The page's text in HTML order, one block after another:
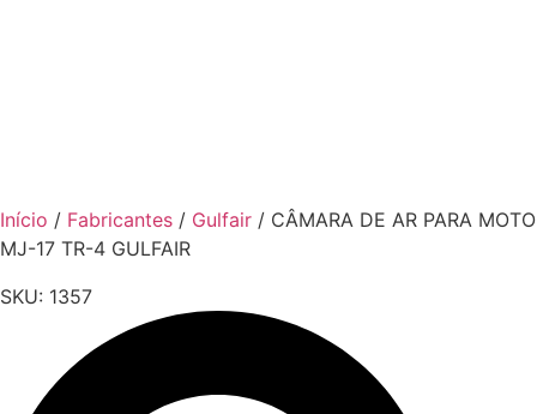
Início / Fabricantes / Gulfair / CÂMARA DE AR PARA MOTO
MJ-17 TR-4 GULFAIR
SKU: 1357